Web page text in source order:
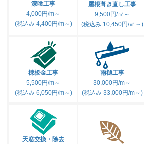
漆喰工事
4,000円/m～
(税込み 4,400円/m～)
屋根葺き直し工事
9,500円/㎡～
(税込み 10,450円/㎡～)
棟板金工事
5,500円/m～
(税込み 6,050円/m～)
雨樋工事
30,000円/m～
(税込み 33,000円/m～)
天窓交換・除去